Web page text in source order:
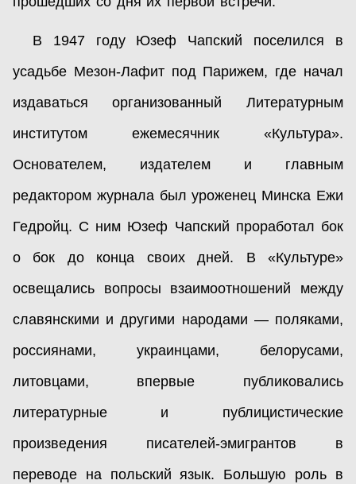
В 1947 году Юзеф Чапский поселился в
усадьбе Мезон-Лафит под Парижем, где начал
издаваться организованный Литературным
институтом ежемесячник «Культура».
Основателем, издателем и главным
редактором журнала был уроженец Минска Ежи
Гедройц. С ним Юзеф Чапский проработал бок
о бок до конца своих дней. В «Культуре»
освещались вопросы взаимоотношений между
славянскими и другими народами — поляками,
россиянами, украинцами, белорусами,
литовцами, впервые публиковались
литературные и публицистические
произведения писателей-эмигрантов в
переводе на польский язык. Большую роль в